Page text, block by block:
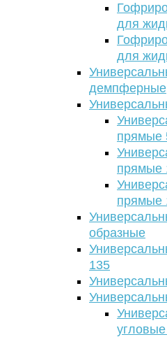
для
для
демпферные
прямые
прямые
прямые
образные
135